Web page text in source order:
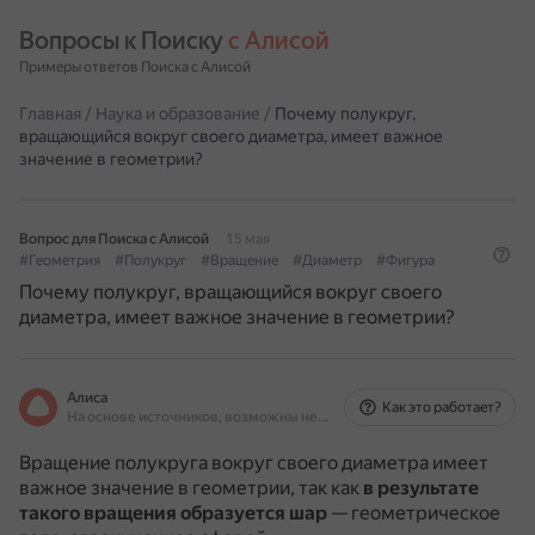
Вопросы к Поиску с Алисой
Примеры ответов Поиска с Алисой
Главная / Наука и образование / Почему полукруг,
вращающийся вокруг своего диаметра, имеет важное
значение в геометрии?
Вопрос для Поиска с Алисой
15 мая
#Геометрия
#Полукруг #Вращение #Диаметр #Фигура
Почему полукруг, вращающийся вокруг своего
диаметра, имеет важное значение в геометрии?
Алиса
На основе источников, возможны неточности
Как это работает?
Вращение полукруга вокруг своего диаметра имеет
важное значение в геометрии, так как в результате
такого вращения образуется шар — геометрическое